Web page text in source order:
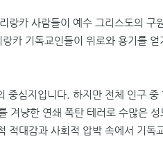
랑카 사람들이 예수 그리스도의 구
카 기독교인들이 위로와 용기를 얻
중심지입니다 하지만 전체 인구 중
겨냥한 연쇄 폭탄 테러로 수많은
적대감과 사회적 압박 속에서 기